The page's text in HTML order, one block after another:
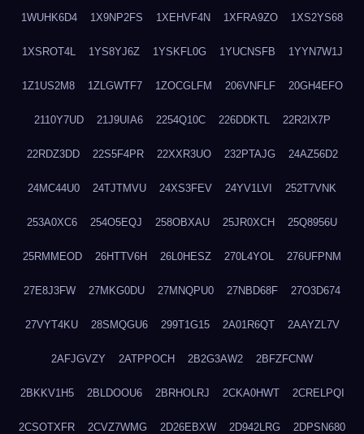
1WUHK6D4 1X9NP2FS 1XEHVF4N 1XFRA9ZO 1XS2YS68
1XSROT4L 1YS8YJ6Z 1YSKFL0G 1YUCNSFB 1YYN7W1J
1Z1US2M8 1ZLGWTF7 1ZOCGLFM 206VNFLF 20GH4EFO
2110Y7UD 21J9UIA6 2254Q10C 226DDKTL 22R2IX7P
22RDZ3DD 22S5F4PR 22XXR3UO 232PTAJG 24AZ56D2
24MC44U0 24TJTMVU 24XS3FEV 24YV1LVI 252T7VNK
253A0XC6 254O5EQJ 258OBXAU 25JR0XCH 25Q8956U
25RMMEOD 26HTTV6H 26L0HESZ 270L4YOL 276UFPNM
27E8J3FW 27MKG0DU 27MNQPU0 27NBD68F 27O3D674
27VYT4KU 28SMQGU6 299T1G15 2A01R6QT 2AAYZL7V
2AFJGVZY 2ATPPOCH 2B2G3AW2 2BFZFCNW
2BKKV1H5 2BLDOOU6 2BRHOLRJ 2CKA0HWT 2CRELPQI
2CSOTXFR 2CVZ7WMG 2D26EBXW 2D942LRG 2DPSN680